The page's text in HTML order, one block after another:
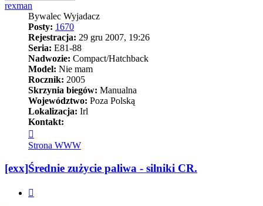
rexman
Bywalec Wyjadacz
Posty: 1670
Rejestracja: 29 gru 2007, 19:26
Seria: E81-88
Nadwozie: Compact/Hatchback
Model: Nie mam
Rocznik: 2005
Skrzynia biegów: Manualna
Województwo: Poza Polską
Lokalizacja: Irl
Kontakt:
się
z
rexman
Strona WWW
[exx]Średnie zużycie paliwa - silniki CR.